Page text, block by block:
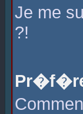
Je me
?!